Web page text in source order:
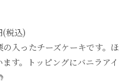
(税込)
入ったチーズケーキです。ほ
す。トッピングにバニラアイ